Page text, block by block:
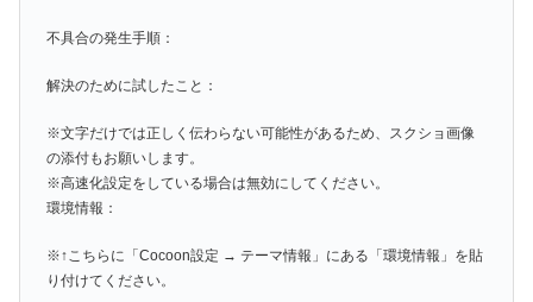
不具合の発生手順：
解決のために試したこと：
※文字だけでは正しく伝わらない可能性があるため、スクショ画像
の添付もお願いします。
※高速化設定をしている場合は無効にしてください。
環境情報：
※↑こちらに「Cocoon設定 → テーマ情報」にある「環境情報」を貼
り付けてください。